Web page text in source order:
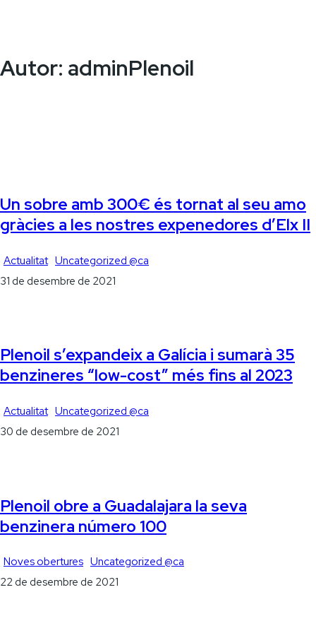
Autor: adminPlenoil
Un sobre amb 300€ és tornat al seu amo
gràcies a les nostres expenedores d’Elx II
Actualitat Uncategorized @ca
31 de desembre de 2021
Plenoil s’expandeix a Galícia i sumarà 35
benzineres “low-cost” més fins al 2023
Actualitat Uncategorized @ca
30 de desembre de 2021
Plenoil obre a Guadalajara la seva
benzinera número 100
Noves obertures Uncategorized @ca
22 de desembre de 2021